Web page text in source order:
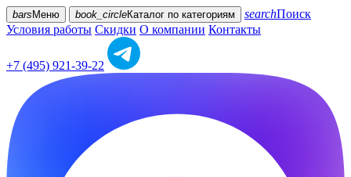
bars Меню book_circleКаталог по категориям searchПоиск
Условия работы Скидки О компании Контакты
+7 (495) 921-39-22